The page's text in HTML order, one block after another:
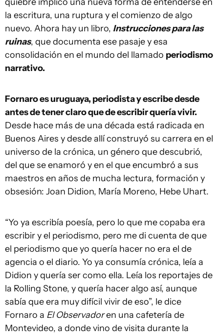
la escritura, una ruptura y el comienzo de algo
nuevo. Ahora hay un libro, Instrucciones para las
ruinas, que documenta ese pasaje y esa
consolidación en el mundo del llamado periodismo
narrativo.
Fornaro es uruguaya, periodista y escribe desde
antes de tener claro que de escribir quería vivir.
Desde hace más de una década está radicada en
Buenos Aires y desde allí construyó su carrera en el
universo de la crónica, un género que descubrió,
del que se enamoró y en el que encumbró a sus
maestros en años de mucha lectura, formación y
obsesión: Joan Didion, María Moreno, Hebe Uhart.
“Yo ya escribía poesía, pero lo que me copaba era
escribir y el periodismo, pero me di cuenta de que
el periodismo que yo quería hacer no era el de
agencia o el diario. Yo ya consumía crónica, leía a
Didion y quería ser como ella. Leía los reportajes de
la Rolling Stone, y quería hacer algo así, aunque
sabía que era muy difícil vivir de eso”, le dice
Fornaro a El Observadoren una cafetería de
Montevideo, a donde vino de visita durante la